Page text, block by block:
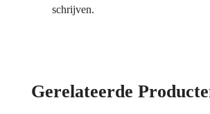
schrijven.
Gerelateerde